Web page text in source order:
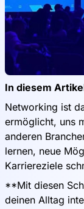
In diesem
Networking ist
ermöglicht, uns
anderen
lernen, neue
Karriereziele
**Mit diesen
deinen Alltag